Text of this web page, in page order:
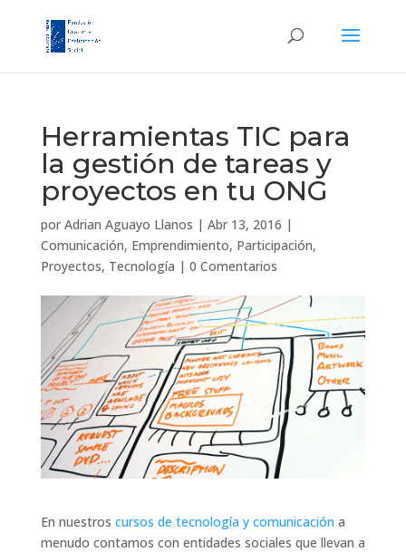
Herramientas TIC para
la gestión de tareas y
proyectos en tu ONG
por Adrian Aguayo Llanos | Abr 13, 2016 |
Comunicación, Emprendimiento, Participación,
Proyectos, Tecnología | 0 Comentarios
En nuestros cursos de tecnología y comunicación a
menudo contamos con entidades sociales que llevan a